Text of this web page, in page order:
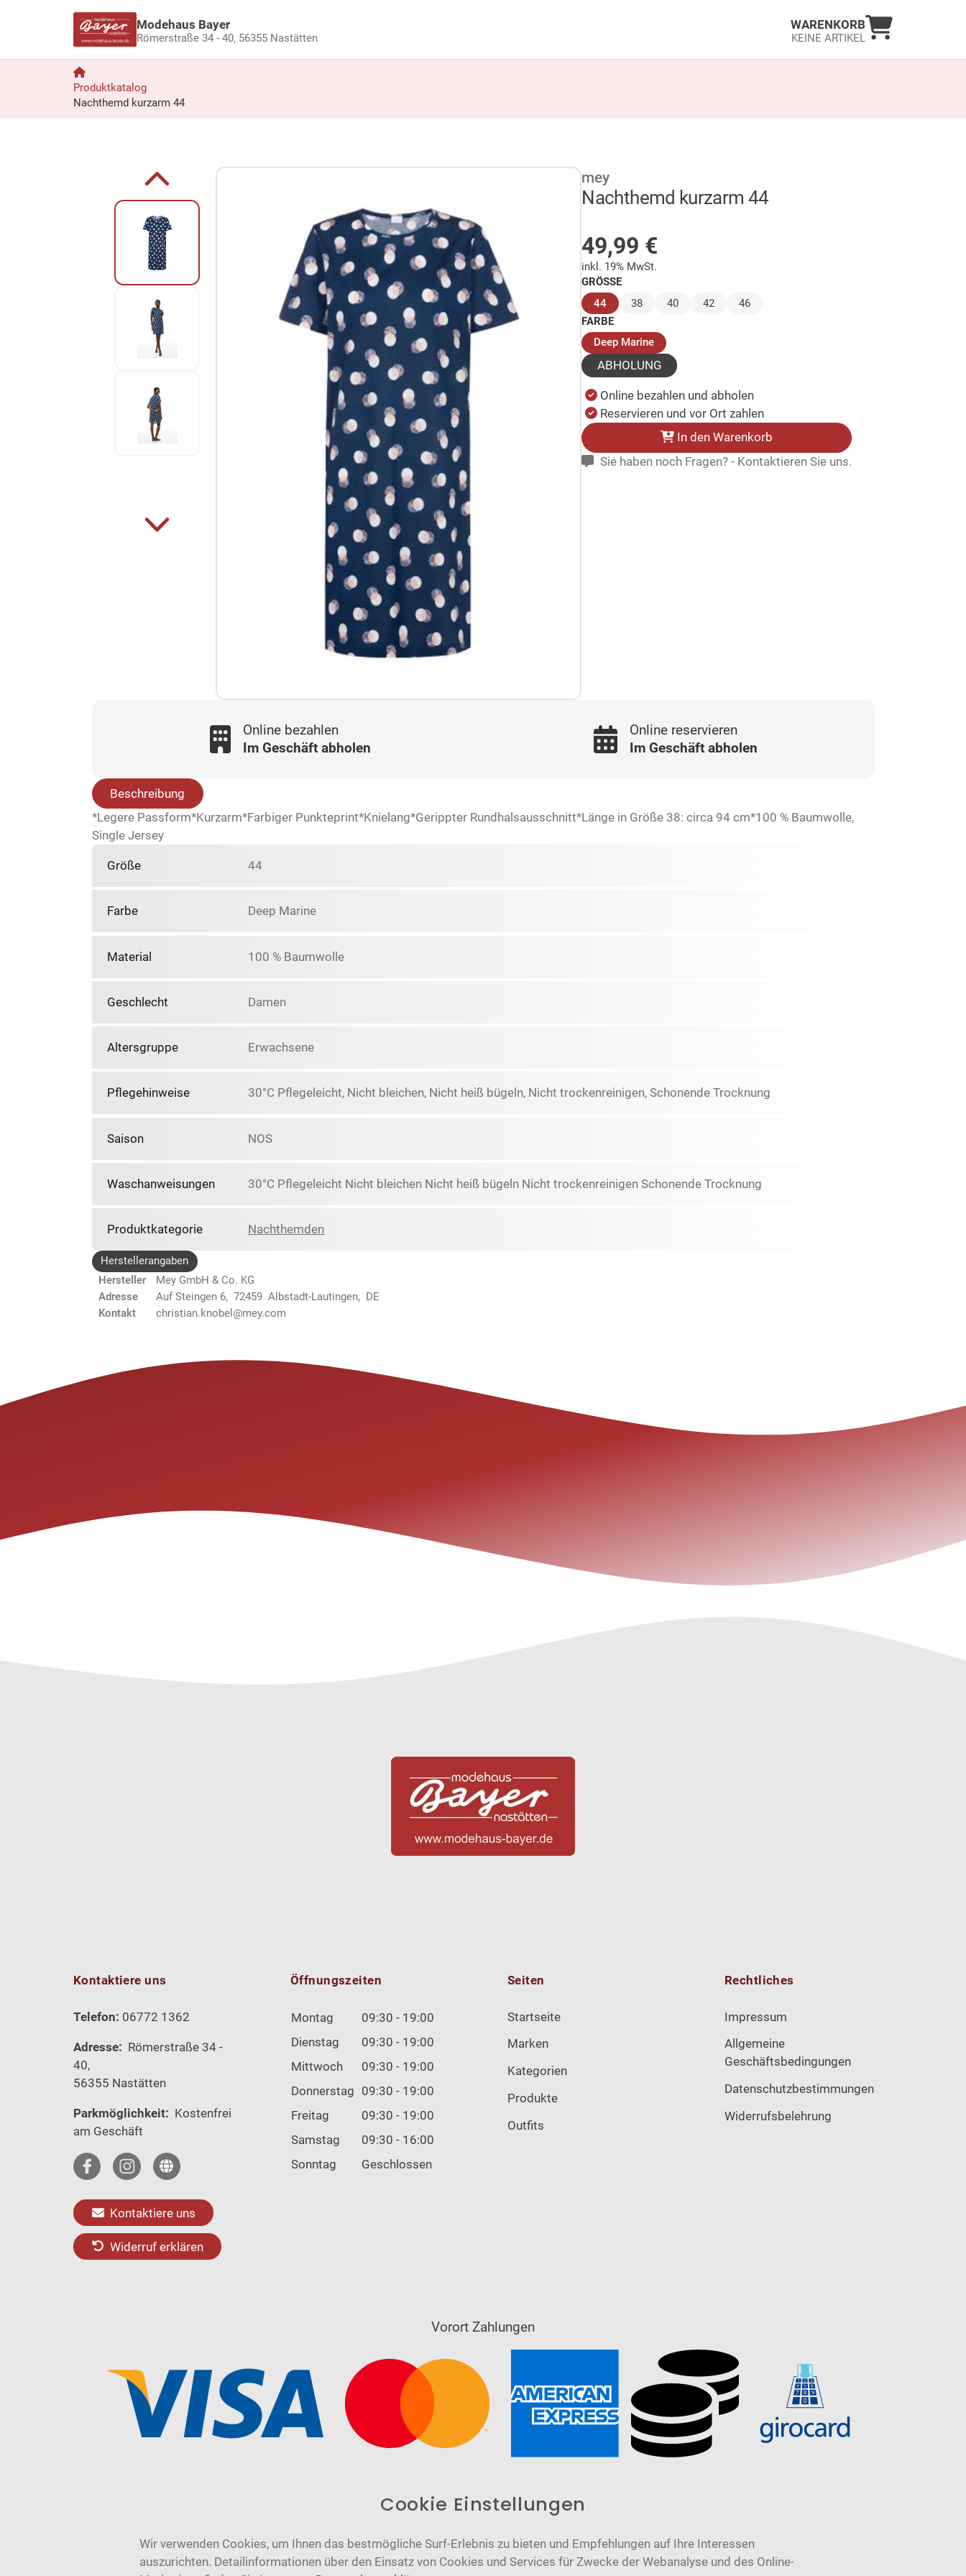
Modehaus Bayer
Römerstraße 34 - 40, 56355 Nastätten
WARENKORB
KEINE ARTIKEL
Warenkorb
Produktkatalog
Nachthemd kurzarm 44
Zur Produktbeschreibung springen mey
Nachthemd kurzarm 44
49,99 €
inkl. 19% MwSt.
GRÖSSE
44(ausgewählt)
38 40 42
46
FARBE
Deep Marine(ausgewählt)
ABHOLUNG
Online bezahlen und abholen
Reservieren und vor Ort zahlen
In den Warenkorb
Sie haben noch Fragen? - Kontaktieren Sie uns.
Online bezahlen
Im Geschäft abholen
Online reservieren
Im Geschäft abholen
Beschreibung
*Legere Passform*Kurzarm*Farbiger Punkteprint*Knielang*Gerippter Rundhalsausschnitt*Länge in Größe 38: circa 94 cm*100 % Baumwolle,
Single Jersey
Größe 44
Farbe Deep Marine
Material 100 % Baumwolle
Geschlecht Damen
Altersgruppe Erwachsene
Pflegehinweise 30°C Pflegeleicht, Nicht bleichen, Nicht heiß bügeln, Nicht trockenreinigen, Schonende Trocknung
Saison NOS
Waschanweisungen 30°C Pflegeleicht Nicht bleichen Nicht heiß bügeln Nicht trockenreinigen Schonende Trocknung
Produktkategorie Nachthemden
Herstellerangaben
Hersteller
Mey GmbH & Co. KG
Adresse
Auf Steingen 6, 72459 Albstadt-Lautingen, DE
Kontakt
christian.knobel@mey.com
Kontaktiere uns
Telefon: 06772 1362
Adresse: Römerstraße 34 -
40,
56355 Nastätten
Parkmöglichkeit: Kostenfrei
am Geschäft
Kontaktiere uns
Widerruf erklären
Öffnungszeiten
Montag
09:30 - 19:00
Dienstag
09:30 - 19:00
Mittwoch
09:30 - 19:00
Donnerstag 09:30 - 19:00
Freitag
09:30 - 19:00
Samstag
09:30 - 16:00
Sonntag
Geschlossen
Seiten
Startseite
Marken
Kategorien
Produkte
Outfits
Rechtliches
Impressum
Allgemeine
Geschäftsbedingungen
Datenschutzbestimmungen
Widerrufsbelehrung
Vorort Zahlungen
Cookie Einstellungen
Wir verwenden Cookies, um Ihnen das bestmögliche Surf-Erlebnis zu bieten und Empfehlungen auf Ihre Interessen
auszurichten. Detailinformationen über den Einsatz von Cookies und Services für Zwecke der Webanalyse und des Online-